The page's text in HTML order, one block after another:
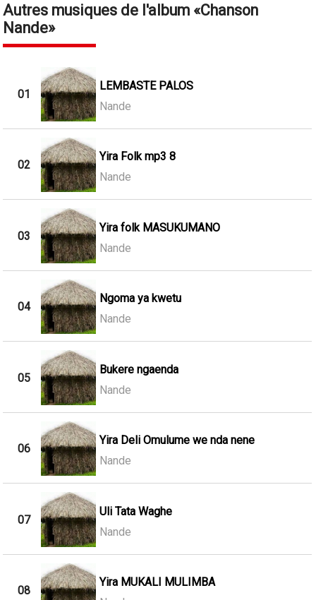
Autres musiques de l'album
Chanson
Nande
01
LEMBASTE PALOS
Nande
02
Yira Folk mp3 8
Nande
03
Yira folk MASUKUMANO
Nande
04
Ngoma ya kwetu
Nande
05
Bukere ngaenda
Nande
06
Yira Deli Omulume we nda nene
Nande
07
Uli Tata Waghe
Nande
08
Yira MUKALI MULIMBA